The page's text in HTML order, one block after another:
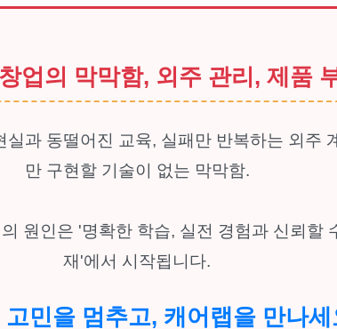
업의 막막함, 외주 관리, 제품
과 동떨어진 교육, 실패만 반복하는 외주
만 구현할 기술이 없는 막막함.
원인은 '명확한 학습, 실전 경험과 신뢰할
재'에서 시작됩니다.
고민을 멈추고, 캐어랩을 만나세